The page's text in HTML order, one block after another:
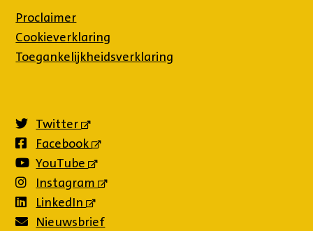
Proclaimer
Cookieverklaring
Toegankelijkheidsverklaring
Twitter
(externe
Facebook
(externe
YouTube
(externe
Instagram
(externe
LinkedIn
(externe
link)
Nieuwsbrief